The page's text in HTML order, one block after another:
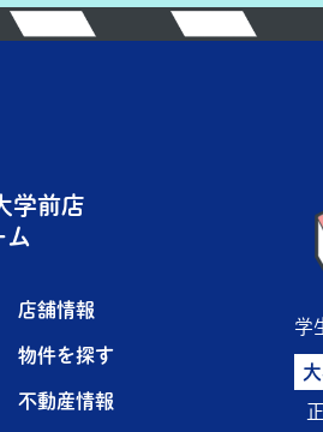
学前店
店舗情報
不動産情報
物件を探す
学